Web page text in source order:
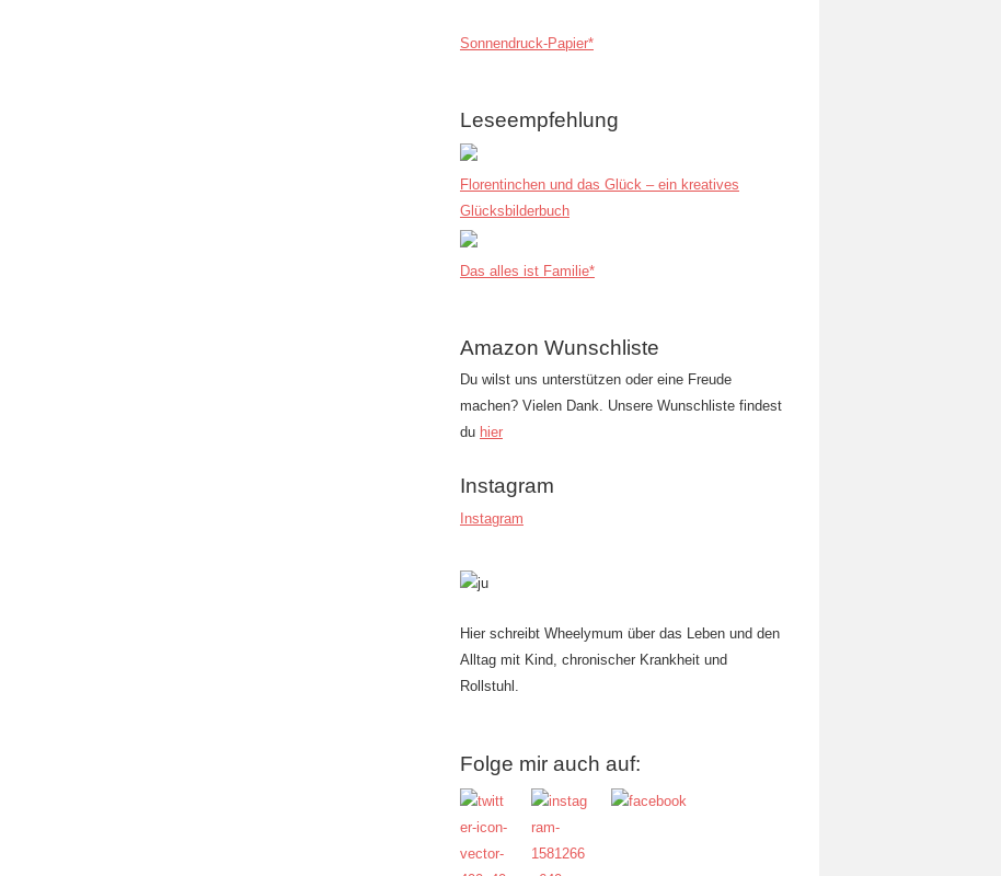
Sonnendruck-Papier*
Leseempfehlung
Florentinchen und das Glück – ein kreatives
Glücksbilderbuch
Das alles ist Familie*
Amazon Wunschliste
Du wilst uns unterstützen oder eine Freude
machen? Vielen Dank. Unsere Wunschliste findest
du hier
Instagram
Instagram
Hier schreibt Wheelymum über das Leben und den
Alltag mit Kind, chronischer Krankheit und
Rollstuhl.
Folge mir auch auf: